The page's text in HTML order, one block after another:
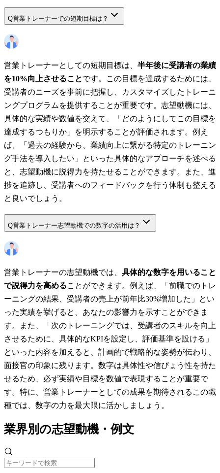
Q営業トレーナーでの短期目標は？
営業トレーナーとしての短期目標は、 半年後に受講者の業績
を10%向上させることです。この目標を達成するためには、
受講者のニーズを事前に把握し、カスタマイズしたトレーニ
ングプログラムを提供することが重要です。志望動機には、
具体的な実績や数値を交えて、「どのようにしてこの目標を
達成するつもりか」を明示することが評価されます。例え
ば、「過去の経験から、業績向上に繋がる特定のトレーニン
グ手法を導入したい」といった具体的なアプローチを述べる
と、志望動機に説得力を持たせることができます。また、進
捗を追跡し、受講者へのフィードバックを行う体制も整える
と良いでしょう。
Q営業トレーナー志望動機での数字の活用は？
営業トレーナーの志望動機では、 具体的な数字を用いること
で説得力を高めることができます。例えば、「前職でのトレ
ーニングの結果、受講者の売上が前年比30%増加した」とい
った実績を挙げると、あなたの影響力を示すことができま
す。また、「次のトレーニングでは、受講者のスキルを向上
させるために、具体的なKPIを設定し、評価基準を設ける」
といった内容を加えると、計画的で戦略的な姿勢が伝わり、
面接官の印象に残ります。数字は具体性や信ぴょう性を持た
せるため、必ず実績や目標を数値で表現することが重要で
す。特に、営業トレーナーとしての成果を期待されるこの職
種では、数字の力を最大限に活かしましょう。
業界別の志望動機・例文